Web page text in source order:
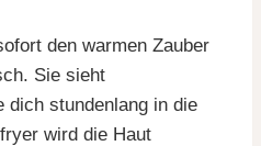
den warmen Zauber
Sie sieht
dich stundenlang in die
wird die Haut